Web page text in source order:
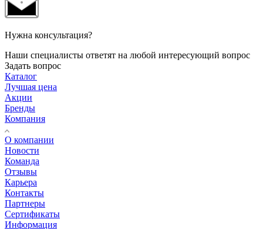
Нужна консультация?
Наши специалисты ответят на любой интересующий вопрос
Задать вопрос
Каталог
Лучшая цена
Акции
Бренды
Компания
О компании
Новости
Команда
Отзывы
Карьера
Контакты
Партнеры
Сертификаты
Информация